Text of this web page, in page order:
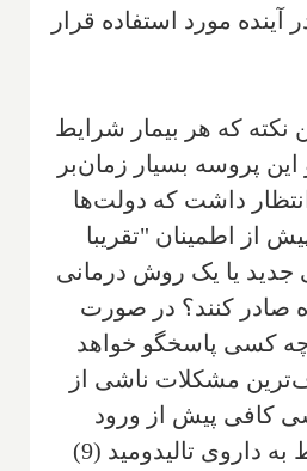
مورد استفاده قرار
نکته که هر بیمار شرایط
پروسه بسیار زمان‌بر
داشت که دولت‌ها
از اطمینان "تقریبا
جدید یا یک روش درمانی
صادر کنند؟ در صورت
کسی پاسخگو خواهد
مشکلات ناشی از
کافی پیش از ورود
دارو به بازار مربوط به داروی تالیدومید (9)